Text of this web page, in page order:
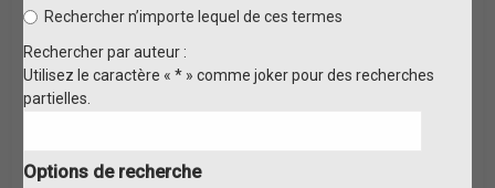
Rechercher n’importe lequel de ces termes
Rechercher par auteur :
Utilisez le caractère « * » comme joker pour des recherches
partielles.
Options de recherche